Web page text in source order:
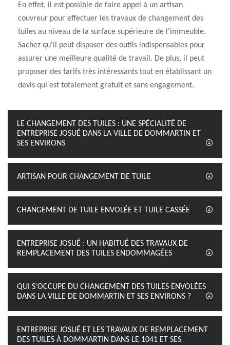
En effet, il est possible de faire appel à un artisan
couvreur pour effectuer les travaux de changement des
tuiles au niveau de la surface supérieure de l'immeuble.
Sachez qu'il peut disposer des outils indispensables pour
assurer une meilleure qualité de travail. De plus, il peut
proposer des tarifs très intéressants tout en établissant un
devis qui est totalement gratuit et sans engagement.
LE CHANGEMENT DES TUILES : UNE SPÉCIALITÉ DE
ENTREPRISE JOSUÉ DANS LA VILLE DE DOMMARTIN ET
SES ENVIRONS
ARTISAN POUR CHANGEMENT DE TUILE
CHANGEMENT DE TUILE ENVOLÉE ET TUILE CASSÉE
ENTREPRISE JOSUÉ : UN HABITUÉ DES TRAVAUX DE
REMPLACEMENT DES TUILES ENDOMMAGÉES
QUI S'OCCUPE DU CHANGEMENT DES TUILES ENVOLÉES
DANS LA VILLE DE DOMMARTIN ET SES ENVIRONS ?
ENTREPRISE JOSUÉ ET LES TRAVAUX DE REMPLACEMENT
DES TUILES À DOMMARTIN DANS LE 1041 ET SES